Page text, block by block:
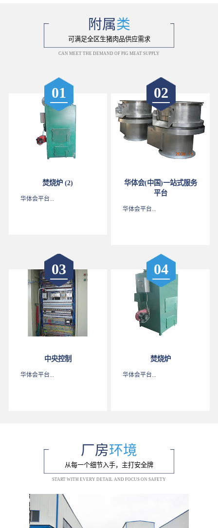
附属类
可满足全区生猪肉品供应需求
CAN MEET THE DEMAND OF PIG MEAT SUPPLY
01
焚烧炉 (2)
华体会平台...
02
华体会(中国)一站式服务
平台
华体会平台...
03
中央控制
华体会平台...
04
焚烧炉
华体会平台...
厂房环境
从每一个细节入手，主打安全牌
START WITH EVERY DETAIL AND FOCUS ON SAFETY